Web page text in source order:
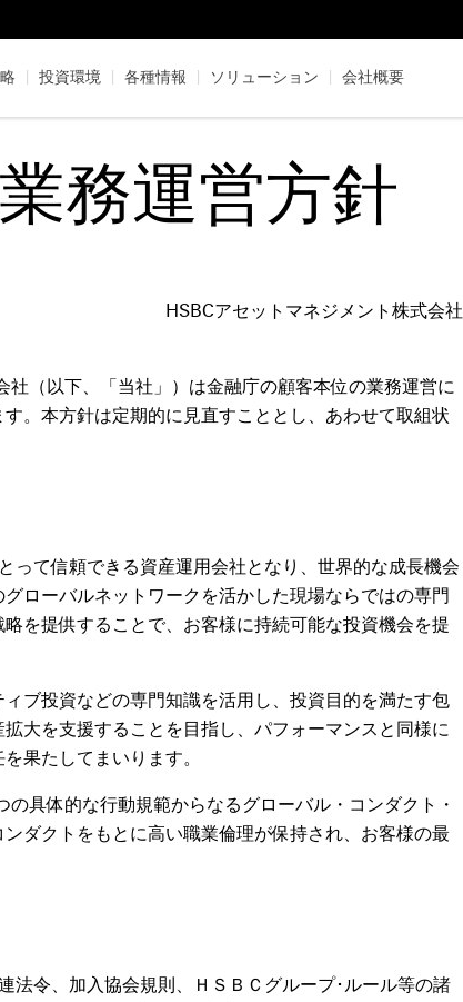
投資環境 各種情報 ソリューション 会社概要
務運営方針
HSBCアセットマネジメント株式会社
社（以下、「当社」）は金融庁の顧客本位の業務運営に
。本方針は定期的に見直すこととし、あわせて取組状
って信頼できる資産運用会社となり、世界的な成長機会
ローバルネットワークを活かした現場ならではの専門
を提供することで、お客様に持続可能な投資機会を提
ブ投資などの専門知識を活用し、投資目的を満たす包
大を支援することを目指し、パフォーマンスと同様に
果たしてまいります。
具体的な行動規範からなるグローバル・コンダクト・
ダクトをもとに高い職業倫理が保持され、お客様の最
法令、加入協会規則、ＨＳＢＣグループ･ルール等の諸